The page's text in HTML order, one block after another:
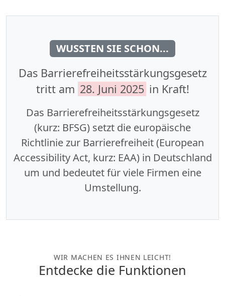
WUSSTEN SIE SCHON...
Das Barrierefreiheitsstärkungsgesetz
tritt am 28. Juni 2025 in Kraft!
Das Barrierefreiheitsstärkungsgesetz
(kurz: BFSG) setzt die europäische
Richtlinie zur Barrierefreiheit (European
Accessibility Act, kurz: EAA) in Deutschland
um und bedeutet für viele Firmen eine
Umstellung.
WIR MACHEN ES IHNEN LEICHT!
Entdecke die Funktionen